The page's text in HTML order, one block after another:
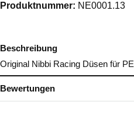
Produktnummer: NE0001.13
Beschreibung
Original Nibbi Racing Düsen für
Bewertungen